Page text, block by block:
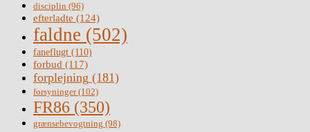
disciplin (96)
efterladte (124)
faldne (502)
faneflugt (110)
forbud (117)
forplejning (181)
forsyninger(102)
FR86 (350)
grænsebevogtning (98)